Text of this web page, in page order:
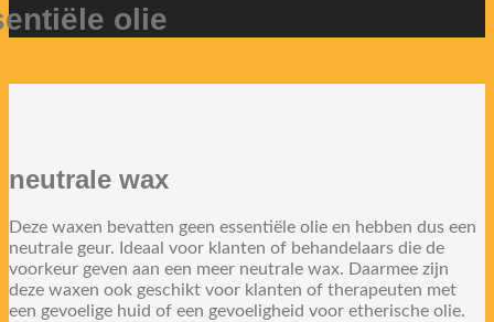
olie
neutrale wax
Deze waxen bevatten geen essentiële olie en hebben dus een
neutrale geur. Ideaal voor klanten of behandelaars die de
voorkeur geven aan een meer neutrale wax. Daarmee zijn
deze waxen ook geschikt voor klanten of therapeuten met
een gevoelige huid of een gevoeligheid voor etherische olie.